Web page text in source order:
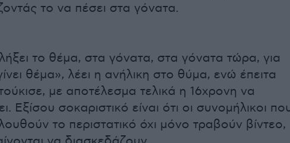
το να πέσει στα γόνατα.
το θέμα, στα γόνατα, στα γόνατα τώρα, για
θέμα», λέει η ανήλικη στο θύμα, ενώ έπειτα
με αποτέλεσμα τελικά η 16χρονη να
Εξίσου σοκαριστικό είναι ότι οι συνομήλικοι
το περιστατικό όχι μόνο τραβούν βίντεο,